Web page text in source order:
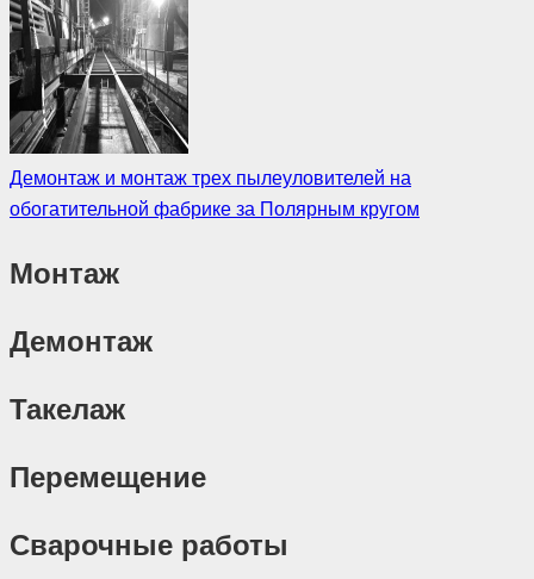
Демонтаж и монтаж трех пылеуловителей на
обогатительной фабрике за Полярным кругом
Монтаж
Демонтаж
Такелаж
Перемещение
Сварочные работы